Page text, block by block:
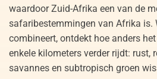
waardoor Zuid-Afrika een van de
safaribestemmingen van Afrika is.
combineert, ontdekt hoe anders
enkele kilometers verder rijdt: rust,
savannes en subtropisch groen